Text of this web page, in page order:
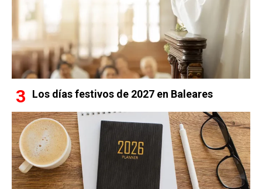
Los días festivos de 2027 en Baleares